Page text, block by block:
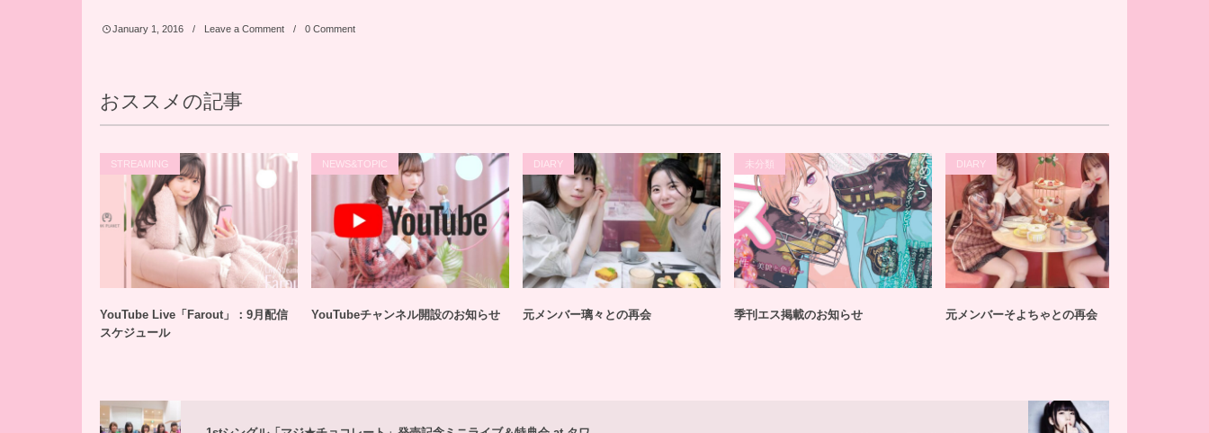
January 1 ,2016 Leave a Comment 0 Comment
おススメの記事
STREAMING
YouTube Live「Farout」：9月配信
スケジュール
NEWS&TOPIC
YouTubeチャンネル開設のお知らせ
DIARY
元メンバー璃々との再会
未分類
季刊エス掲載のお知らせ
DIARY
元メンバーそよちゃとの再会